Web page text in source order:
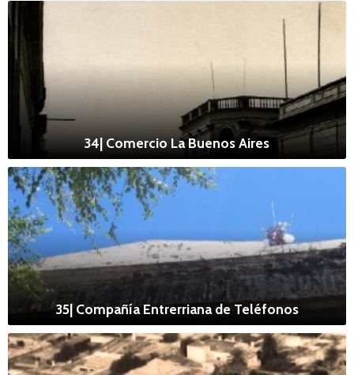
34| Comercio La Buenos Aires
35| Compañía Entrerriana de Teléfonos